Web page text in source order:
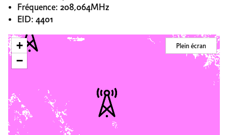
Fréquence: 208,064MHz
EID: 4401
+
−
Plein écran